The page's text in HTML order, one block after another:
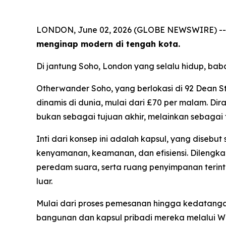
LONDON, June 02, 2026 (GLOBE NEWSWIRE)
menginap modern di tengah kota.
Di jantung Soho, London yang selalu hidup,
Otherwander Soho, yang berlokasi di 92 Dean
dinamis di dunia, mulai dari £70 per malam.
bukan sebagai tujuan akhir, melainkan
Inti dari konsep ini adalah kapsul, yang
kenyamanan, keamanan, dan efisiensi.
peredam suara, serta ruang penyimpanan
luar.
Mulai dari proses pemesanan hingga
bangunan dan kapsul pribadi mereka melalui